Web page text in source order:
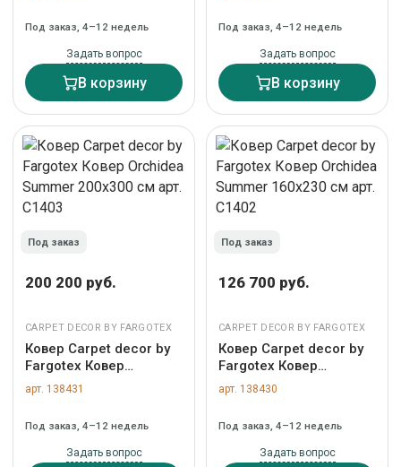
Под заказ, 4–12 недель
Задать вопрос
В корзину
Под заказ, 4–12 недель
Задать вопрос
В корзину
Под заказ
200 200 руб.
CARPET DECOR BY FARGOTEX
Ковер Carpet decor by
Fargotex Ковер
Orchidea Summer
200х300 см арт. C1403
арт. 138431
Под заказ, 4–12 недель
Задать вопрос
Под заказ
126 700 руб.
CARPET DECOR BY FARGOTEX
Ковер Carpet decor by
Fargotex Ковер
Orchidea Summer
160х230 см арт. C1402
арт. 138430
Под заказ, 4–12 недель
Задать вопрос